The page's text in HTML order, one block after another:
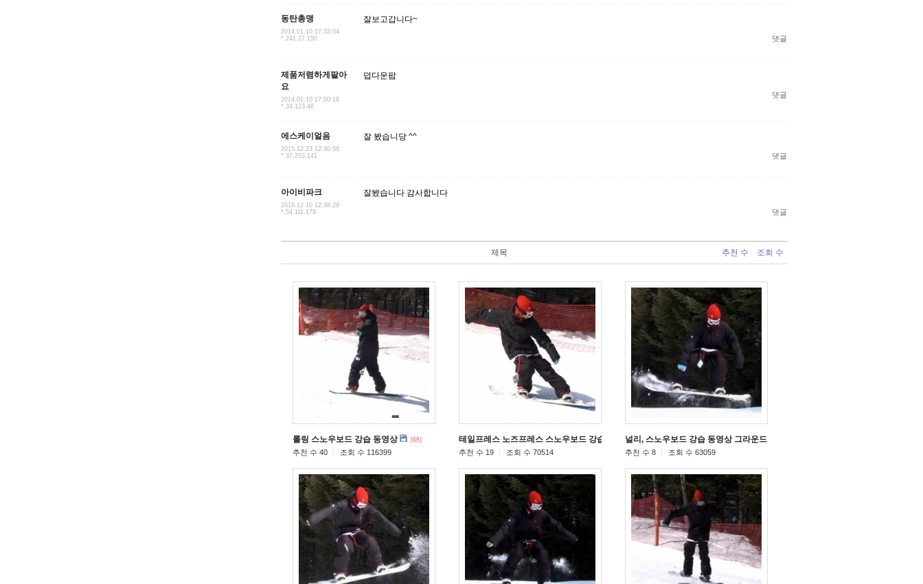
동탄총맹
2014.01.10 17:33:04
*.241.27.150
잘보고갑니다~
댓글
제품저렴하게팔아
요
2014.01.10 17:50:18
*.34.123.46
덥다운팝
댓글
에스케이얼음
2015.12.23 12:30:56
*.37.253.141
잘 봤습니당 ^^
댓글
아이비파크
2019.12.10 12:38:29
*.54.111.179
잘봤습니다 감사합니다
댓글
제목 추천 수 조회 수
롤링 스노우보드 강습 동영상 [69]
추천 수 40 조회 수 116399
테일프레스 노즈프레스 스노우보드 강습 동영상 [31]
추천 수 19 조회 수 70514
널리, 스노우보드 강습 동영상 그라운드 트릭
추천 수 8 조회 수 63059